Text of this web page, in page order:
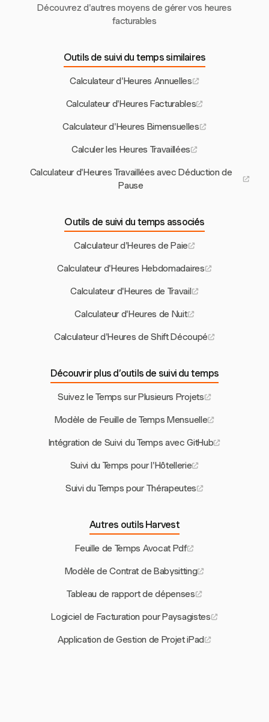
Découvrez d'autres moyens de gérer vos heures
facturables
Outils de suivi du temps similaires
Calculateur d'Heures Annuelles
Calculateur d'Heures Facturables
Calculateur d'Heures Bimensuelles
Calculer les Heures Travaillées
Calculateur d'Heures Travaillées avec Déduction de
Pause
Outils de suivi du temps associés
Calculateur d'Heures de Paie
Calculateur d'Heures Hebdomadaires
Calculateur d'Heures de Travail
Calculateur d'Heures de Nuit
Calculateur d'Heures de Shift Découpé
Découvrir plus d’outils de suivi du temps
Suivez le Temps sur Plusieurs Projets
Modèle de Feuille de Temps Mensuelle
Intégration de Suivi du Temps avec GitHub
Suivi du Temps pour l'Hôtellerie
Suivi du Temps pour Thérapeutes
Autres outils Harvest
Feuille de Temps Avocat Pdf
Modèle de Contrat de Babysitting
Tableau de rapport de dépenses
Logiciel de Facturation pour Paysagistes
Application de Gestion de Projet iPad